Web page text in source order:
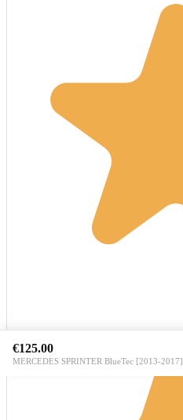
€125.00
MERCEDES SPRINTER BlueTec [2013-2017]